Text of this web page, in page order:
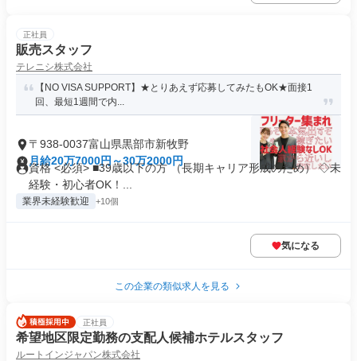
正社員
販売スタッフ
テレニシ株式会社
【NO VISA SUPPORT】★とりあえず応募してみたもOK★面接1
回、最短1週間で内...
〒938-0037富山県黒部市新牧野
月給20万7000円～30万2000円
資格 <必須> ■39歳以下の方 （長期キャリア形成のため） ◇未
経験・初心者OK！...
業界未経験歓迎 +10個
気になる
この企業の類似求人を見る
正社員
希望地区限定勤務の支配人候補ホテルスタッフ
ルートインジャパン株式会社